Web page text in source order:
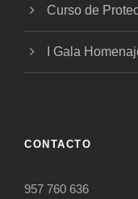
Curso de
I Gala
CONTACTO
957 760 636